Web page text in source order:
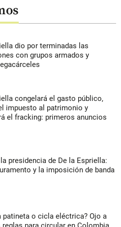
dio por terminadas las
con grupos armados y
congelará el gasto público,
impuesto al patrimonio y
el fracking: primeros anuncios
presidencia de De la Espriella:
y la imposición de banda
patineta o cicla eléctrica? Ojo a